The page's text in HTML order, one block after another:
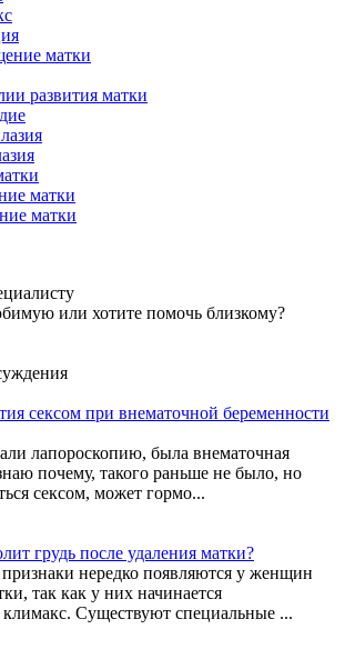
матки
развития матки
матки
матки
или хотите помочь близкому?
сексом при внематочной беременности
лапороскопию, была внематочная
почему, такого раньше не было, но
сексом, может гормо...
грудь после удаления матки?
нередко появляются у женщин
так как у них начинается
Существуют специальные ...